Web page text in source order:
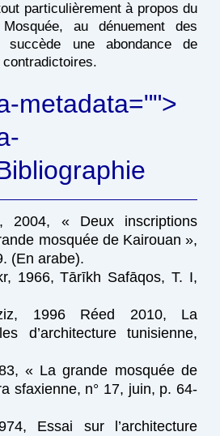
particulièrement à propos du
au dénuement des
succède une abondance de
metadata="">
2004, « Deux inscriptions
mosquée de Kairouan »,
(En arabe).
1966, Tārīkh Safāqos, T. I,
1996 Réed 2010, La
d’architecture tunisienne,
« La grande mosquée de
sfaxienne, n° 17, juin, p. 64-
Essai sur l’architecture